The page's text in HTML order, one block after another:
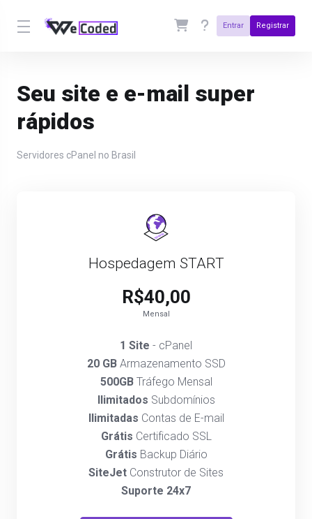
Entrar Registrar
Seu site e e-mail super
rápidos
Servidores cPanel no Brasil
Hospedagem START
R$40,00
Mensal
1 Site - cPanel
20 GBArmazenamento SSD
500GBTráfego Mensal
Ilimitados Subdomínios
Ilimitadas Contas de E-mail
Grátis Certificado SSL
Grátis Backup Diário
SiteJet Construtor de Sites
Suporte 24x7